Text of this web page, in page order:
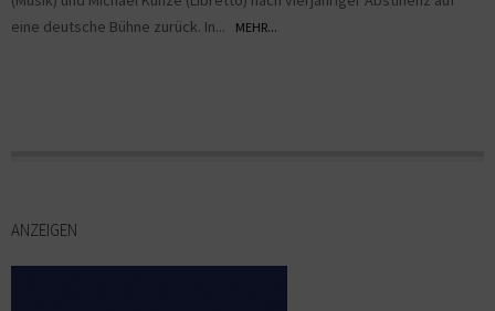
eine deutsche Bühne zurück. In...
MEHR...
ANZEIGEN